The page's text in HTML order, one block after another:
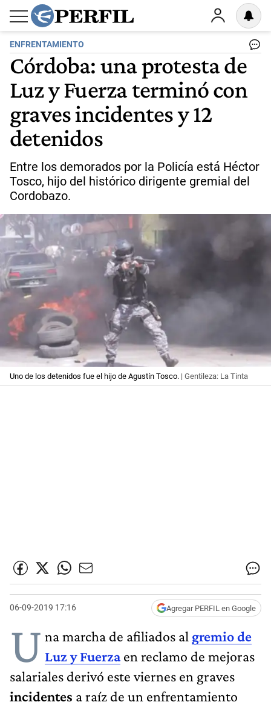
ENFRENTAMIENTO
Córdoba: una protesta de
Luz y Fuerza terminó con
graves incidentes y 12
detenidos
Entre los demorados por la Policía está Héctor
Tosco, hijo del histórico dirigente gremial del
Cordobazo.
Uno de los detenidos fue el hijo de Agustín Tosco. | Gentileza: La Tinta
06-09-2019 17:16 Agregar PERFIL en Google
U na marcha de afiliados al gremio de
Luz y Fuerza en reclamo de mejoras
salariales derivó este viernes en graves
incidentes a raíz de un enfrentamiento